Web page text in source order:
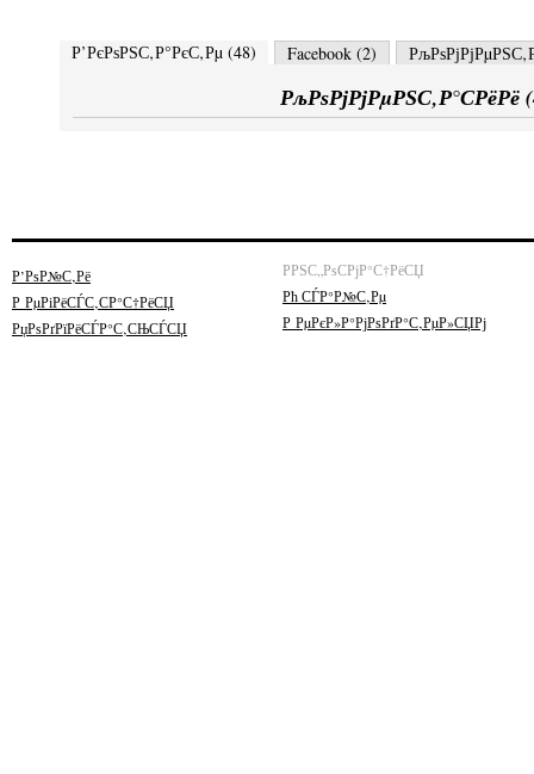
Р’РєРѕРЅС‚Р°РєС‚Рµ (48) Facebook (2)
РљРѕРјРјРµРЅС‚Р°СРёРё (
Р’РѕР№С‚Рё
Р РµРіРёСЃС‚СР°С†РёСЏ
РџРѕРґРїРёСЃР°С‚СЊСЃСЏ
РРЅС„РѕСРјР°С†РёСЏ
Рћ СЃР°Р№С‚Рµ
Р РµРєР»Р°РјРѕРґР°С‚РµР»СЏРј